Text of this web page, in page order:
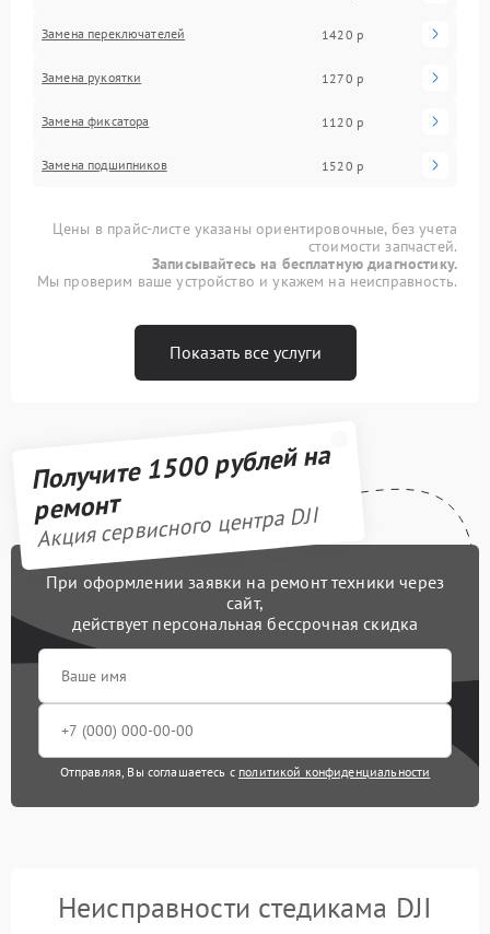
Замена переключателей 1420 р
Замена рукоятки 1270 р
Замена фиксатора 1120 р
Замена подшипников 1520 р
Цены в прайс-листе указаны ориентировочные, без учета
стоимости запчастей.
Записывайтесь на бесплатную диагностику.
Мы проверим ваше устройство и укажем на неисправность.
Показать все услуги
Получите 1500 рублей на
ремонт
Акция сервисного центра DJI
При оформлении заявки на ремонт техники через
сайт,
действует персональная бессрочная скидка
Отправляя, Вы соглашаетесь с политикой конфиденциальности
Неисправности стедикама DJI